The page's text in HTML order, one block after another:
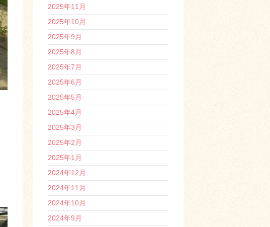
2025年11月
2025年10月
2025年9月
2025年8月
2025年7月
2025年6月
2025年5月
2025年4月
2025年3月
2025年2月
2025年1月
2024年12月
2024年11月
2024年10月
2024年9月